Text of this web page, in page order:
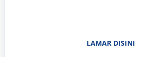
LAMAR DISINI